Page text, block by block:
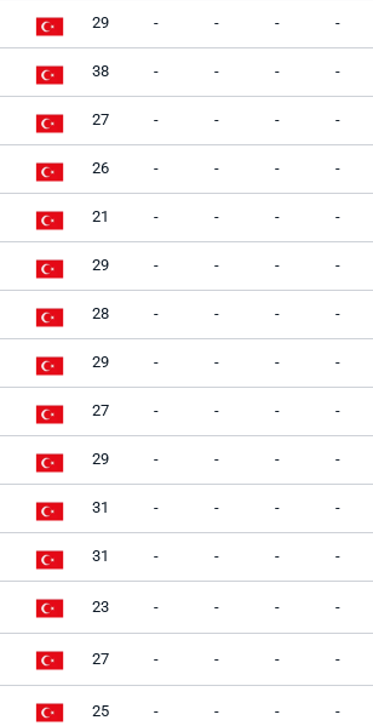
29 - - - -
38 - - - -
27 - - - -
26 - - - -
21 - - - -
29 - - - -
28 - - - -
29 - - - -
27 - - - -
29 - - - -
31 - - - -
31 - - - -
23 - - - -
27 - - - -
25 - - - -